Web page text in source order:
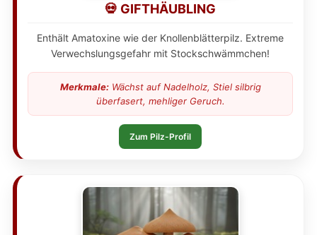
💀 GIFTHÄUBLING
Enthält Amatoxine wie der Knollenblätterpilz. Extreme
Verwechslungsgefahr mit Stockschwämmchen!
Merkmale:Wächst auf Nadelholz, Stiel silbrig
überfasert, mehliger Geruch.
Zum Pilz-Profil